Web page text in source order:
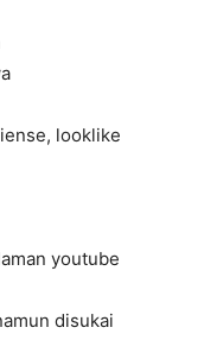
looklike
youtube
disukai